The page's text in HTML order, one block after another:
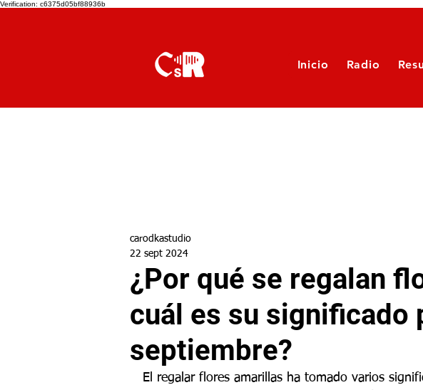
Verification: c6375d05bf88936b
Inicio Radio
¿Por qué se regalan
cuál es su significado
septiembre?
carodkastudio
22 sept 2024
El regalar flores amarillas ha tomado varios